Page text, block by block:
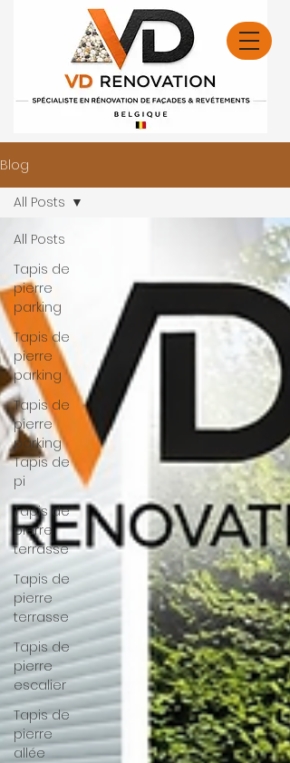
Blog
All Posts
Tapis de
pierre
parking
Tapis de
pierre
parking
Tapis de
pierre
parking
Tapis de
pi
Tapis de
pierre
terrasse
Tapis de
pierre
terrasse
Tapis de
pierre
escalier
Tapis de
pierre
allée
All Posts